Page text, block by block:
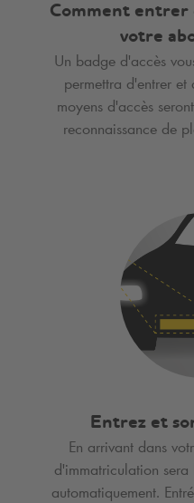
Comment entrer
votre
Un badge d'accès
permettra d'entrer
moyens d'accès
reconnaissance de
Entrez et
En arrivant dans
d'immatriculation
automatiquement.